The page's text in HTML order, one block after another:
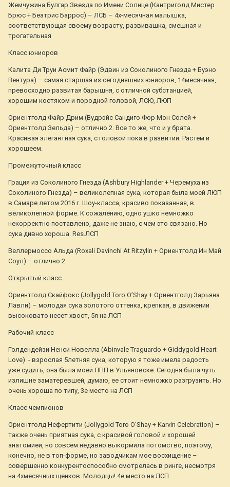
Жемчужина Булгар Звезда по Имени Солнце (Кантриголд Мистер
Брюс + Беатрис Баррос) – ЛСБ – 4х-месячная малышка,
соответствующая своему возрасту, развивашка, смешная и
трогательная
Класс юниоров
Калита Ди Труи Асмит Файр (Эдвин из Соколиного Гнезда + Буэно
Вентура) – самая старшая из сегодняшних юниоров, 14месячная,
превосходно развитая барышня, с отличной субстанцией,
хорошим костяком и породной головой, ЛСЮ, ЛЮП
Ориентголд Файр Дрим (Вудрэйс Сандиго Фор Мон Солей +
Ориентголд Зельда) – отлично 2. Все то же, что и у брата.
Красивая элегантная сука, с головой пока в развитии. Растем и
хорошеем.
Промежуточный класс
Грация из Соколиного Гнезда (Ashbury Highlander + Черемуха из
Соколиного Гнезда) – великолепная сука, которая была моей ЛЮП
в Самаре летом 2016 г. Шоу-класса, красиво показанная, в
великолепной форме. К сожалению, одно ушко немножко
некорректно поставлено, даже не знаю, с чем это связано. Но
сука дивно хороша. Res.ЛСП
Веллермоссо Альда (Roxali Davinchi At Ritzylin + Ориентголд Ин Май
Соул) – отлично 2
Открытый класс
Ориентголд Скайфокс (Jollygold Toro O’Shay + Ориентголд Зарьяна
Лавли) – молодая сука золотого оттенка, крепкая, в движении
высоковато несет хвост, 5я на ЛСП
Рабочий класс
Голдендейзи Ненси Новелла (Abinvale Traguardo + Giddygold Heart
Love) - взрослая 5летняя сука, которую я тоже имела радость
уже судить, она была моей ЛПП в Ульяновске. Сегодня была чуть
излишне заматеревшей, думаю, ее стоит немножко разгрузить. Но
очень хороша по типу, 3е место на ЛСП
Класс чемпионов
Ориентголд Нефертити (Jollygold Toro O’Shay + Karvin Celebration) –
также очень приятная сука, с красивой головой и хорошей
анатомией, но совсем недавно выкормила потомство, поэтому,
конечно, не в топ-форме, но заводчикам мое восхищение –
совершенно конкурентоспособно смотрелась в ринге, несмотря
на 4хмесячных щенков. Молодцы! 4е место на ЛСП